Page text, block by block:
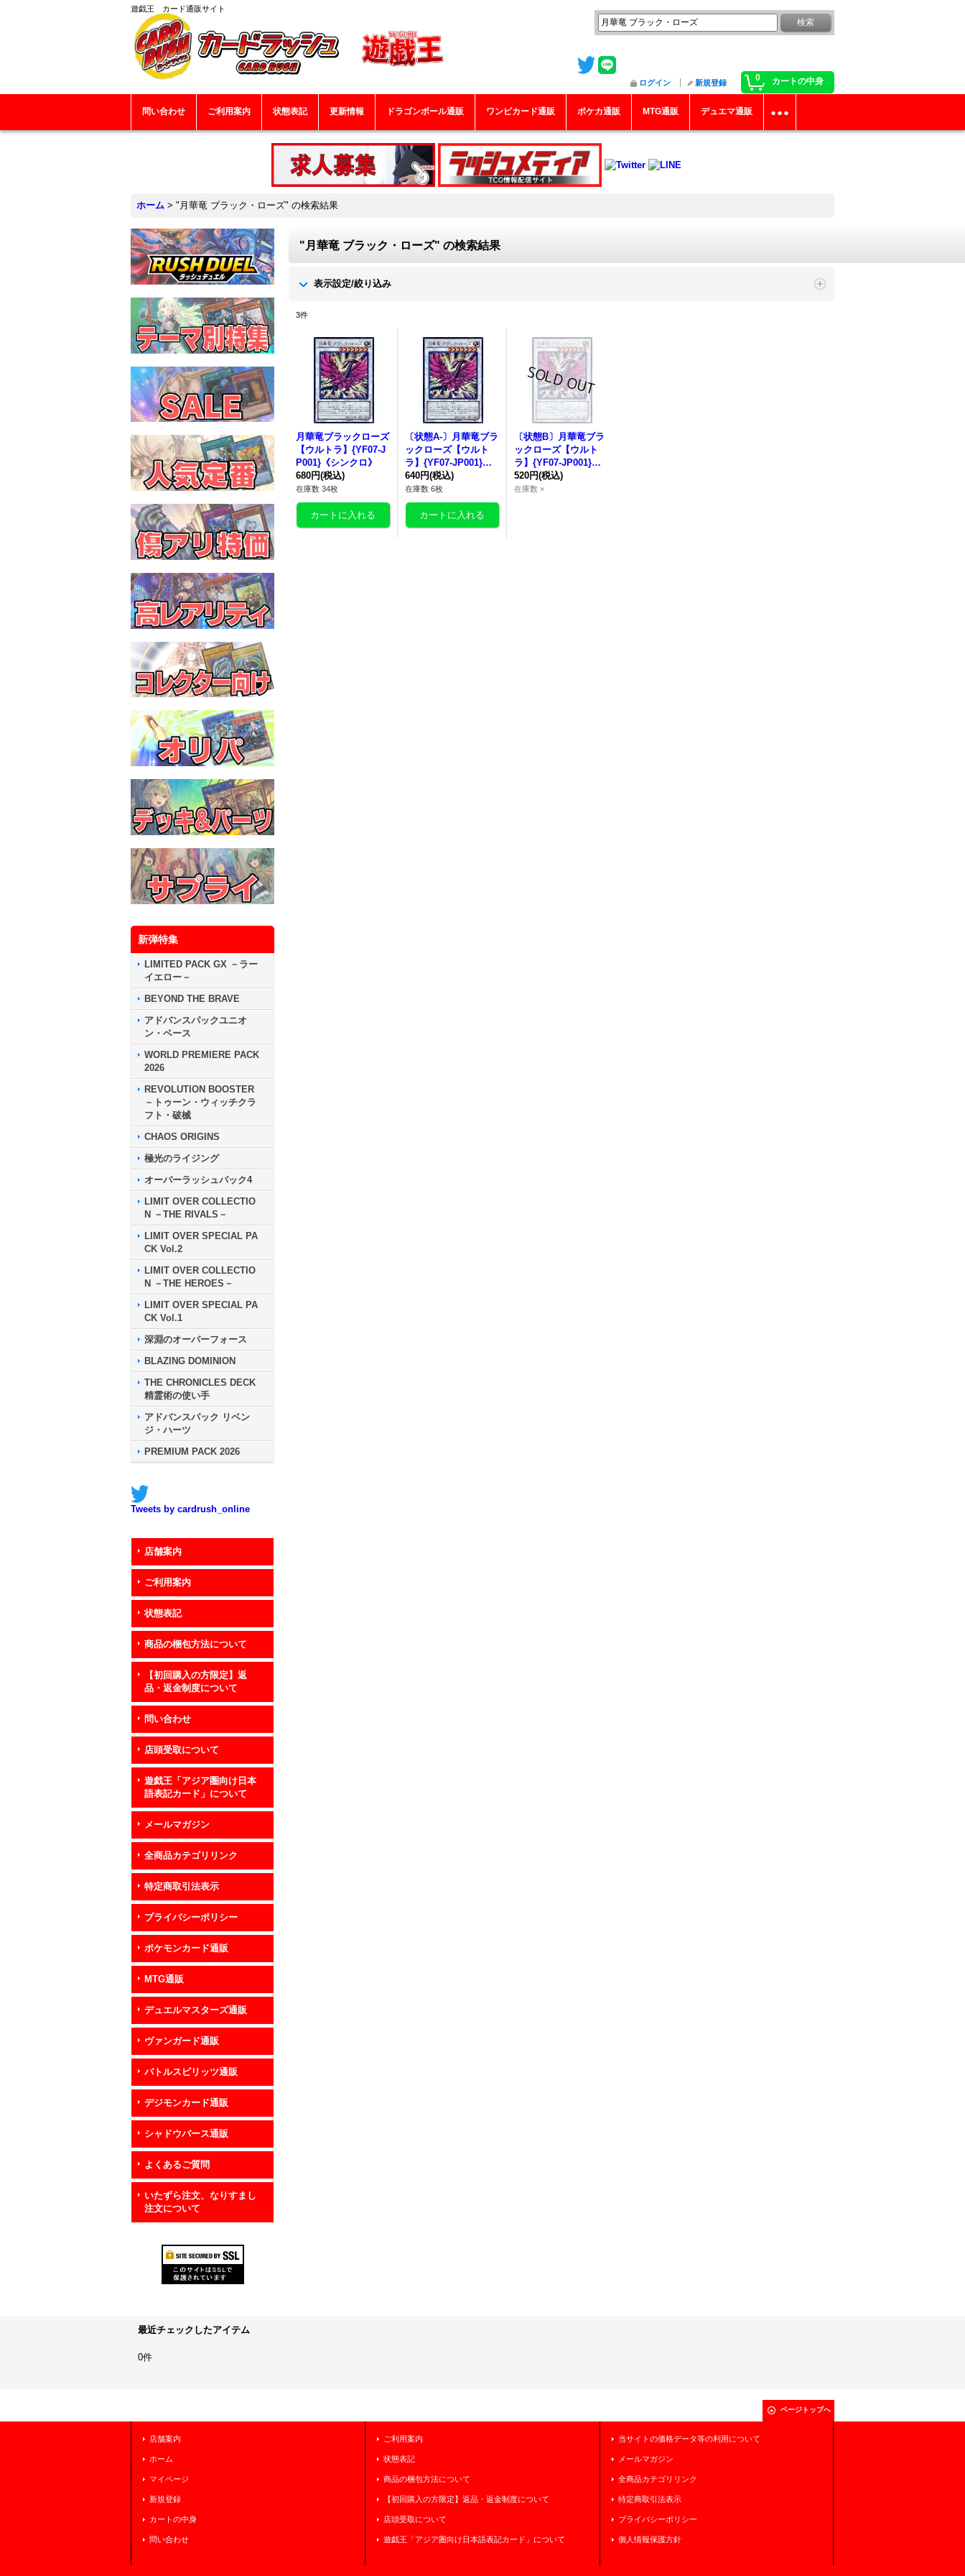
遊戯王 カード通販サイト
0 カートの中身
ログイン 新規登録
問い合わせ ご利用案内 状態表記 更新情報 ドラゴンボール通販 ワンピカード通販 ポケカ通販 MTG通販 デュエマ通販
ホーム > "月華竜 ブラック・ローズ" の検索結果
新弾特集
LIMITED PACK GX －ラー
イエロー－
BEYOND THE BRAVE
アドバンスパックユニオ
ン・ベース
WORLD PREMIERE PACK
2026
REVOLUTION BOOSTER
－トゥーン・ウィッチクラ
フト・破械
CHAOS ORIGINS
極光のライジング
オーバーラッシュパック4
LIMIT OVER COLLECTIO
N －THE RIVALS－
LIMIT OVER SPECIAL PA
CK Vol.2
LIMIT OVER COLLECTIO
N －THE HEROES－
LIMIT OVER SPECIAL PA
CK Vol.1
深淵のオーバーフォース
BLAZING DOMINION
THE CHRONICLES DECK
精霊術の使い手
アドバンスパック リベン
ジ・ハーツ
PREMIUM PACK 2026
Tweets by cardrush_online
店舗案内
ご利用案内
状態表記
商品の梱包方法について
【初回購入の方限定】返
品・返金制度について
問い合わせ
店頭受取について
遊戯王「アジア圏向け日本
語表記カード」について
メールマガジン
全商品カテゴリリンク
特定商取引法表示
プライバシーポリシー
ポケモンカード通販
MTG通販
デュエルマスターズ通販
ヴァンガード通販
バトルスピリッツ通販
デジモンカード通販
シャドウバース通販
よくあるご質問
いたずら注文、なりすまし
注文について
"月華竜 ブラック・ローズ" の検索結果
表示設定/絞り込み
3件
月華竜ブラックローズ
【ウルトラ】{YF07-J
P001}《シンクロ》
680円(税込)
在庫数 34枚
〔状態A-〕 月華竜ブラ
ックローズ【ウルト
ラ】{YF07-JP001}
《シンクロ》
640円(税込)
在庫数 6枚
〔状態B〕 月華竜ブラ
ックローズ【ウルト
ラ】{YF07-JP001}
《シンクロ》
520円(税込)
在庫数 ×
最近チェックしたアイテム
0件
ページトップへ
店舗案内
ホーム
マイページ
新規登録
カートの中身
問い合わせ
ご利用案内
状態表記
商品の梱包方法について
【初回購入の方限定】返品・返金制度について
店頭受取について
遊戯王「アジア圏向け日本語表記カード」について
当サイトの価格データ等の利用について
メールマガジン
全商品カテゴリリンク
特定商取引法表示
プライバシーポリシー
個人情報保護方針